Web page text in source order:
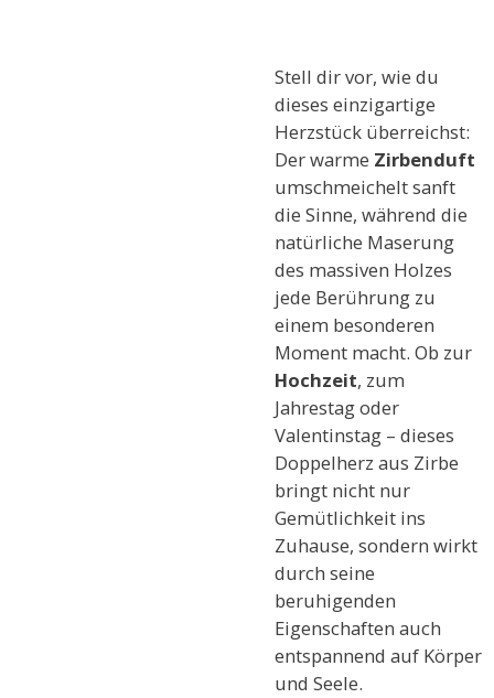
Stell dir vor, wie du
dieses einzigartige
Herzstück überreichst:
Der warme Zirbenduft
umschmeichelt sanft
die Sinne, während die
natürliche Maserung
des massiven Holzes
jede Berührung zu
einem besonderen
Moment macht. Ob zur
Hochzeit, zum
Jahrestag oder
Valentinstag – dieses
Doppelherz aus Zirbe
bringt nicht nur
Gemütlichkeit ins
Zuhause, sondern wirkt
durch seine
beruhigenden
Eigenschaften auch
entspannend auf Körper
und Seele.